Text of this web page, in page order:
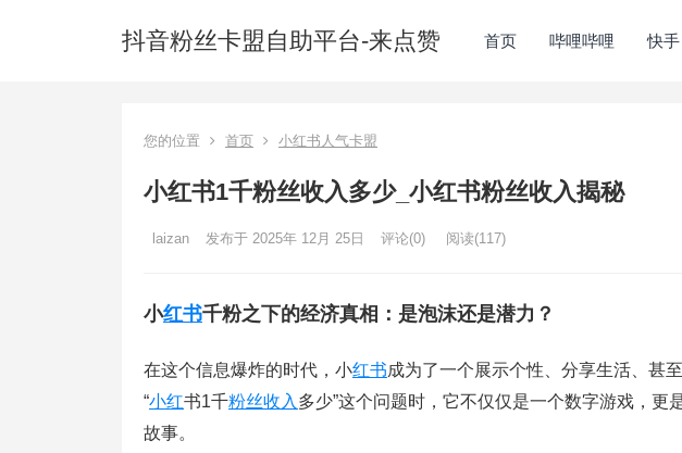
抖音粉丝卡盟自助平台-来点赞 首页 哔哩哔哩 快手
您的位置 首页 小红书人气卡盟
小红书1千粉丝收入多少_小红书粉丝收入揭秘
laizan 发布于 2025年 12月 25日 评论(0) 阅读(117)
小红书千粉之下的经济真相：是泡沫还是潜力？
在这个信息爆炸的时代，小红书成为了一个展示个性、分享生活、甚
“小红书1千粉丝收入 多少”这个问题时，它不仅仅是一个数字游戏，更
故事。